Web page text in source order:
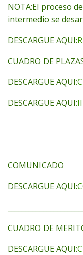
NOTA:El proceso
intermedio se
DESCARGUE AQUI:
CUADRO DE
DESCARGUE AQUI:
DESCARGUE AQUI:
COMUNICADO
DESCARGUE AQUI:
CUADRO DE
DESCARGUE AQUI: